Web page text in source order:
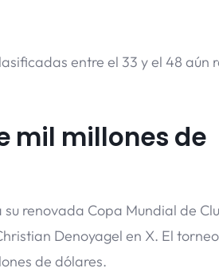
entre el 33 y el 48 aún
mil millones de
renovada Copa Mundial de
Denoyagel en X. El torneo
de dólares.